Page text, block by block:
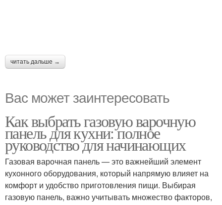
читать дальше →
Вас может заинтересовать
Как выбрать газовую варочную
панель для кухни: полное
руководство для начинающих
Газовая варочная панель — это важнейший элемент
кухонного оборудования, который напрямую влияет на
комфорт и удобство приготовления пищи. Выбирая
газовую панель, важно учитывать множество факторов,